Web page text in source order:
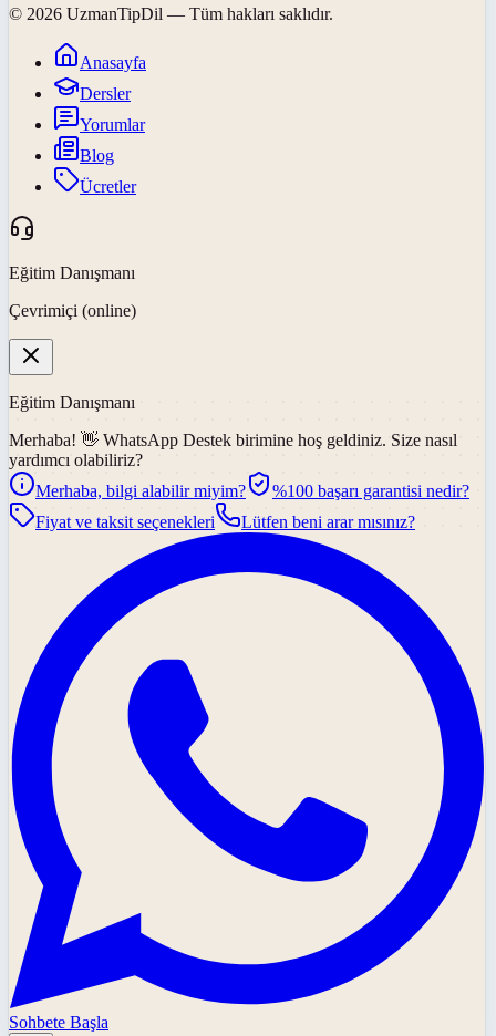
© 2026 UzmanTipDil — Tüm hakları saklıdır.
Anasayfa
Dersler
Yorumlar
Blog
Ücretler
Eğitim Danışmanı
Çevrimiçi (online)
Eğitim Danışmanı
Merhaba! 👋 WhatsApp Destek birimine hoş geldiniz. Size nasıl
yardımcı olabiliriz?
Merhaba, bilgi alabilir miyim?
%100 başarı garantisi nedir?
Fiyat ve taksit seçenekleri
Lütfen beni arar mısınız?
Sohbete Başla